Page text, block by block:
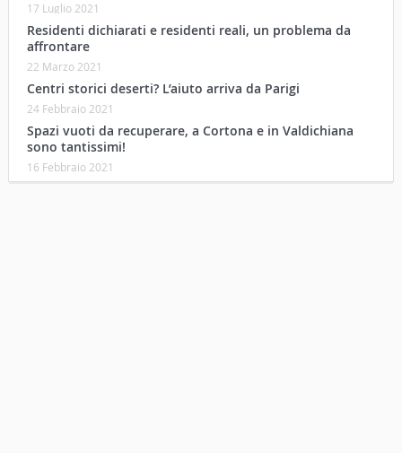
17 Luglio 2021
Residenti dichiarati e residenti reali, un problema da
affrontare
22 Marzo 2021
Centri storici deserti? L’aiuto arriva da Parigi
24 Febbraio 2021
Spazi vuoti da recuperare, a Cortona e in Valdichiana
sono tantissimi!
16 Febbraio 2021